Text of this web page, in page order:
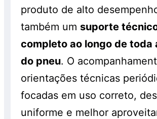
produto de alto
também um suporte
completo ao longo de toda
do pneu. O
orientações técnicas
focadas em uso correto,
uniforme e melhor